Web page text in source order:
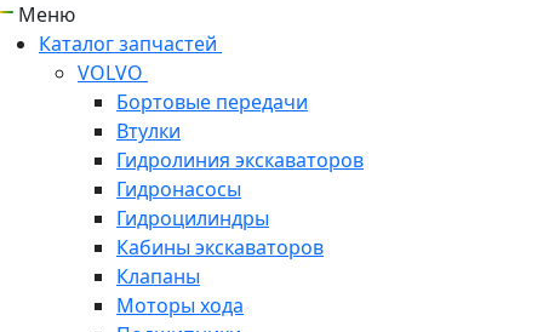
Меню
Каталог запчастей
VOLVO
Бортовые передачи
Втулки
Гидролиния экскаваторов
Гидронасосы
Гидроцилиндры
Кабины экскаваторов
Клапаны
Моторы хода